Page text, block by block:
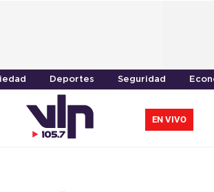
Deportes Seguridad
EN VIVO